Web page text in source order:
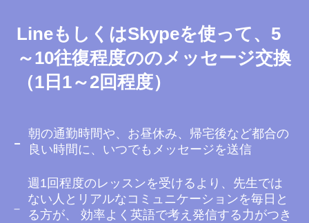
LineもしくはSkypeを使って、5
～10往復程度ののメッセージ交換
（1日1～2回程度）
朝の通勤時間や、お昼休み、帰宅後など都合の
良い時間に、いつでもメッセージを送信
週1回程度のレッスンを受けるより、先生では
ない人とリアルなコミュニケーションを毎日と
る方が、 効率よく英語で考え発信する力がつき